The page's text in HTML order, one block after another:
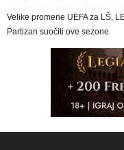
Velike promene UEFA za LŠ,
Partizan suočiti ove sezone